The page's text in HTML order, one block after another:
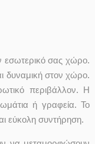
εσωτερικό σας χώρο.
δυναμική στον χώρο.
περιβάλλον. Η
ή γραφεία. Το
εύκολη συντήρηση.